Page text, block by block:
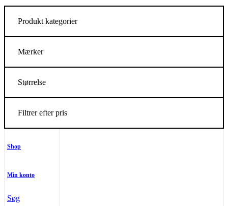
Produkt kategorier
Mærker
Størrelse
Filtrer efter pris
Shop
Min konto
Søg